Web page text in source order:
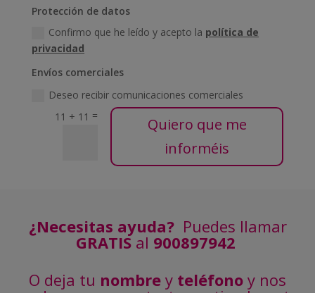
Protección de datos
Confirmo que he leído y acepto la política de
privacidad
Envíos comerciales
Deseo recibir comunicaciones comerciales
11 + 11 =
Quiero que me
informéis
¿Necesitas ayuda? Puedes llamar
GRATISal 900897942
O deja tu nombre y teléfono y nos